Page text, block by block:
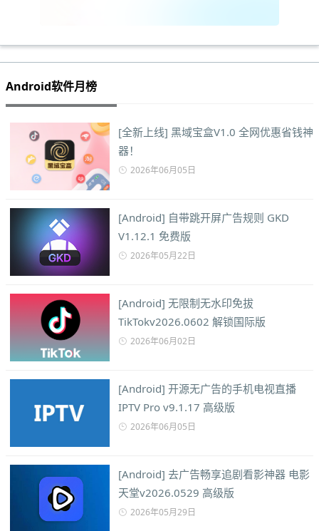
Android软件月榜
[全新上线] 黑域宝盒V1.0 全网优惠省钱神
器！
2026年06月05日
[Android] 自带跳开屏广告规则 GKD
V1.12.1 免费版
2026年05月22日
[Android] 无限制无水印免拔
TikTokv2026.0602 解锁国际版
2026年06月02日
[Android] 开源无广告的手机电视直播
IPTV Pro v9.1.17 高级版
2026年06月05日
[Android] 去广告畅享追剧看影神器 电影
天堂v2026.0529 高级版
2026年05月29日